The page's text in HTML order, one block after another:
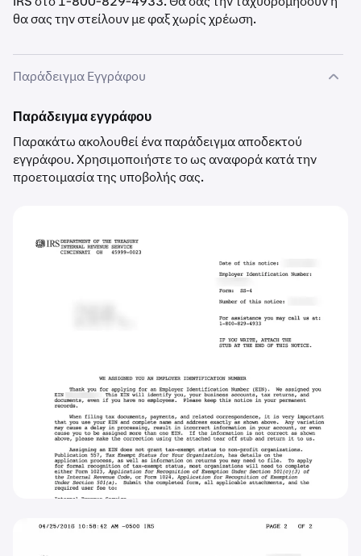
θα σας την στείλουν με φαξ χωρίς χρέωση.
Παράδειγμα Εγγράφου
Παράδειγμα εγγράφου
Παρακάτω ακολουθεί ένα παράδειγμα αποδεκτού
εγγράφου. Χρησιμοποιήστε το ως αναφορά κατά την
προετοιμασία της υποβολής σας.